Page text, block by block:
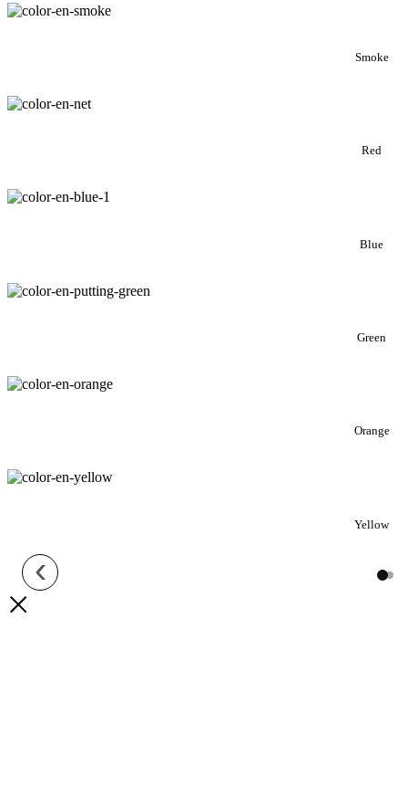
Smoke
Red
Blue
Green
Orange
Yellow
‹